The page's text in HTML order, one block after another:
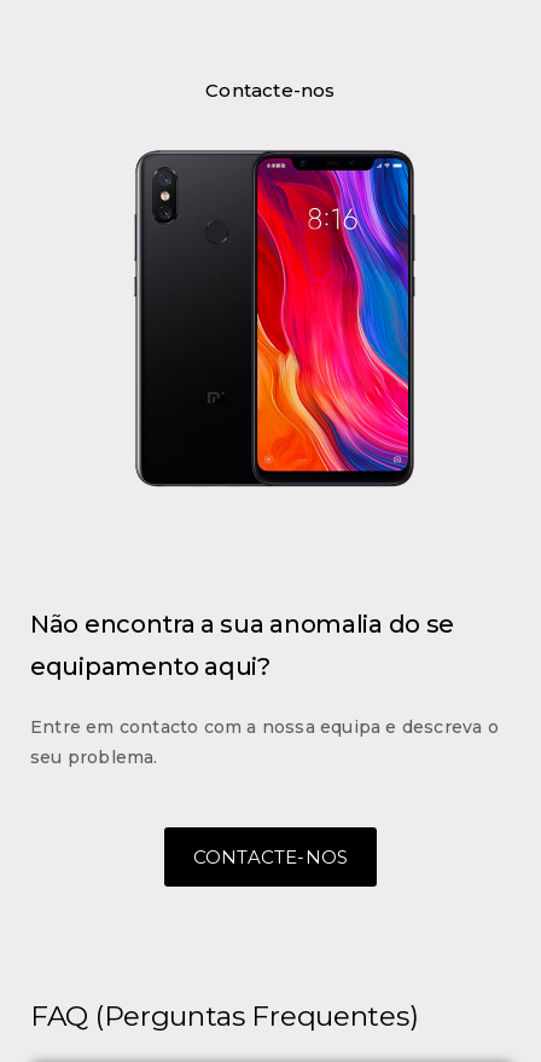
Contacte-nos
Não encontra a sua anomalia do se
equipamento aqui?
Entre em contacto com a nossa equipa e descreva o
seu problema.
CONTACTE-NOS
FAQ (Perguntas Frequentes)